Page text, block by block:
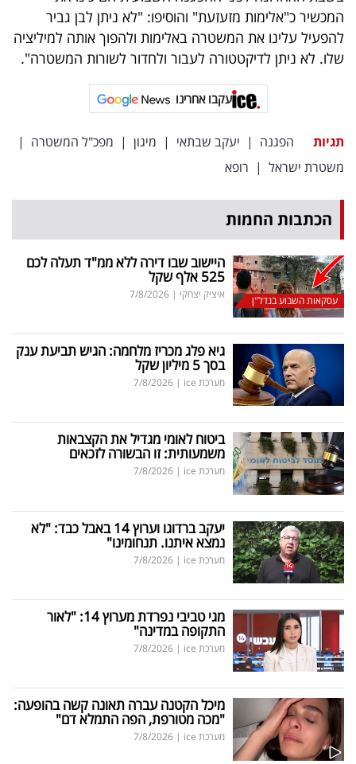
פרסמו
באייס
המכשיר כ"אלימות מזעזעת" והוסיפו: "לא ניתן לבן גביר
להפעיל עלינו את המשטרה באלימות ולהפוך אותה למיליציה
שלו. לא ניתן לדיקטטורה לעבור ולחדור לשורות המשטרה".
עקבו אחרינו
תגיות הפגנה | יעקב שבתאי | מיגון | מפכ"ל המשטרה |
משטרת ישראל | רופא
הכתבות החמות
עסקאות השבוע בנדל"ן
היישוב שבו דירה ללא ממ"ד תעלה לכם
525 אלף שקל
איציק יצחקי |
7/8/2026
גיא פלג מכריז מלחמה: הגיש תביעת ענק
בסך 5 מיליון שקל
מערכת ice |
7/8/2026
ביטוח לאומי מגדיל את הקצבאות
משמעותית: זו הבשורה לזכאים
מערכת ice |
7/8/2026
יעקב ברדוגו וערוץ 14 באבל כבד: "לא
נמצא איתנו. תנחומינו"
מערכת ice |
7/8/2026
מגי טביבי נפרדת מערוץ 14: "לאור
התקופה במדינה"
מערכת ice |
7/8/2026
מיכל הקטנה עברה תאונה קשה בהופעה:
"מכה מטורפת, הפה התמלא דם"
מערכת ice |
7/8/2026